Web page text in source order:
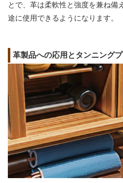
とで、革は柔軟性と強度を兼ね備
途に使用できるようになります。
革製品への応用とタンニング